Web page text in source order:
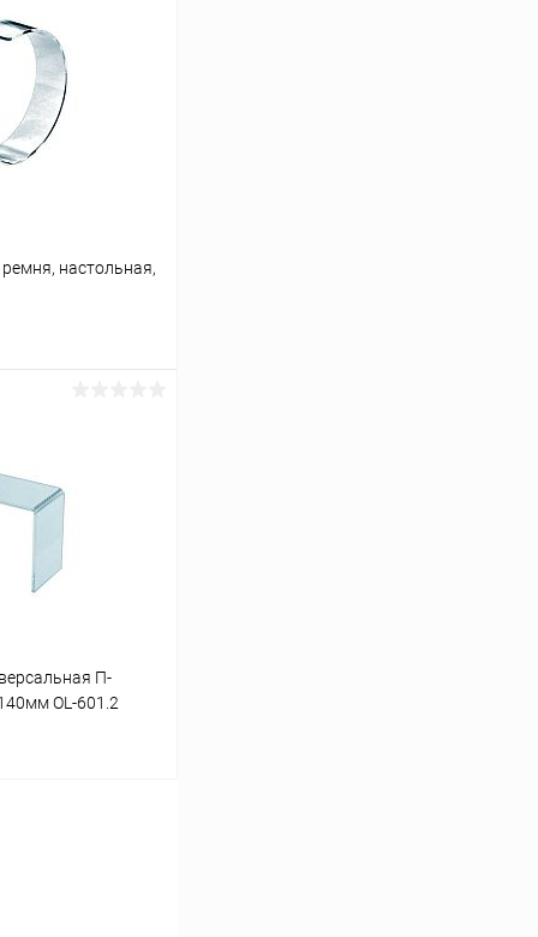
настольная,
Сравнение
В наличии
П-
OL-601.2